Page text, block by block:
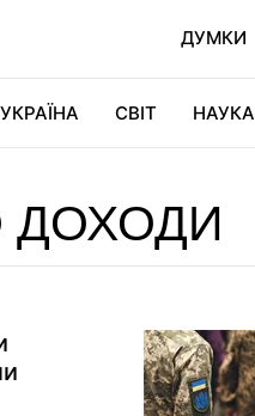
ДУМКИ
УКРАЇНА СВІТ НАУКА
ДОХОДИ